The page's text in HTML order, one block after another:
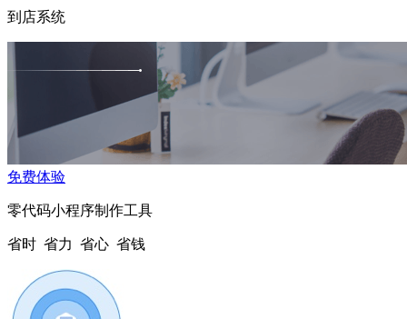
到店系统
免费体验
零代码小程序制作工具
省时 省力 省心 省钱